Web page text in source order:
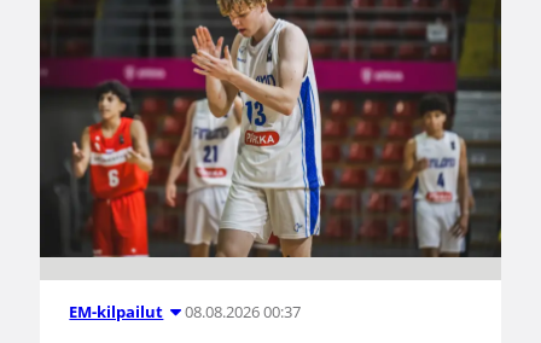
EM-kilpailut 08.08.2026 00:37